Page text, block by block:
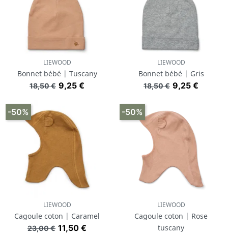
LIEWOOD
Bonnet bébé | Tuscany
Prix de base
18,50 € Prix
9,25 €
LIEWOOD
Bonnet bébé | Gris
Prix de base
18,50 € Prix
9,25 €
LIEWOOD
Cagoule coton | Caramel
Prix de base
23,00 € Prix
11,50 €
-50%
LIEWOOD
Cagoule coton | Rose
tuscany
-50%